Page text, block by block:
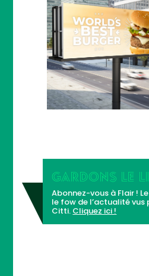
GARDONS LE
Abonnez-vous à Flair !
le fow de l’actualité vus
Citti. Cliquez ici !